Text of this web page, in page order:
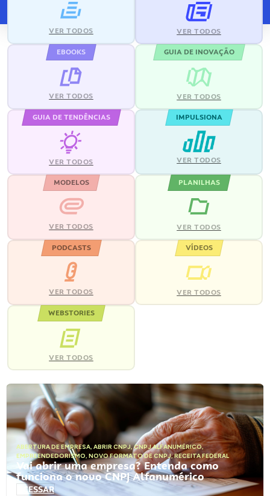
VER TODOS VER TODOS
EBOOKS
VER TODOS
GUIA DE INOVAÇÃO
VER TODOS
GUIA DE TENDÊNCIAS
VER TODOS
IMPULSIONA
VER TODOS
MODELOS
VER TODOS
PLANILHAS
VER TODOS
PODCASTS
VER TODOS
VÍDEOS
VER TODOS
WEBSTORIES
VER TODOS
ABERTURA DE EMPRESA, ABRIR CNPJ,CNPJ ALFANUMÉRICO,
EMPREENDEDORISMO, NOVO FORMATO DE CNPJ,RECEITA FEDERAL
Vai abrir uma empresa? Entenda como
funciona o novo CNPJ Alfanumérico
ACESSAR